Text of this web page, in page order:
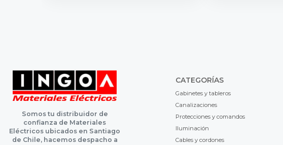
Somos tu distribuidor de
confianza de Materiales
Eléctricos ubicados en Santiago
de Chile, hacemos despacho a
CATEGORÍAS
Gabinetes y tableros
Canalizaciones
Protecciones y comandos
Iluminación
Cables y cordones